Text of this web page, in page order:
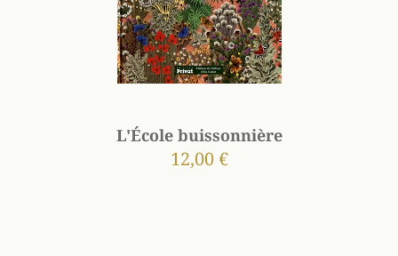
L'École buissonnière
12,00 €